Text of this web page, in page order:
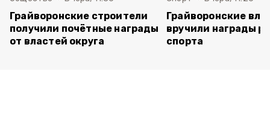
Грайворонские строители
получили почётные награды
от властей округа
Грайворонские
вручили награды
спорта